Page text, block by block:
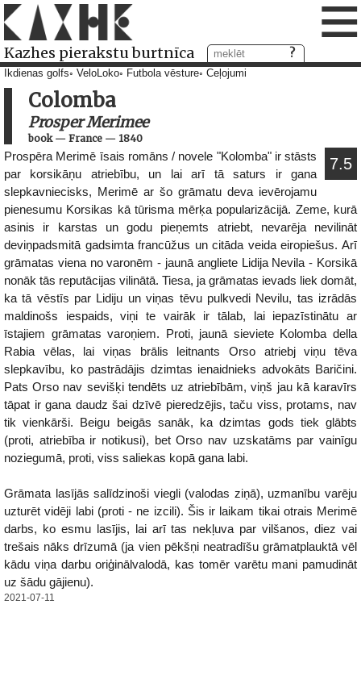
Kazhes pierakstu burtnīca ≡
Ikdienas golfs VeloLoko Futbola vēsture Ceļojumi
Colomba
Prosper Merimee
book— France — 1840
7.5
Prospēra Merimē īsais romāns / novele "Kolomba" ir stāsts
par korsikāņu atriebību, un lai arī tā saturs ir gana
slepkavniecisks, Merimē ar šo grāmatu deva ievērojamu
pienesumu Korsikas kā tūrisma mērķa popularizācijā. Zeme, kurā
asinis ir karstas un godu pieņemts atriebt, nevarēja nevilināt
deviņpadsmitā gadsimta francūžus un citāda veida eiropiešus. Arī
grāmatas viena no varonēm - jaunā angliete Lidija Nevila - Korsikā
nonāk tās reputācijas vilinātā. Tiesa, ja grāmatas ievads liek domāt,
ka tā vēstīs par Lidiju un viņas tēvu pulkvedi Nevilu, tas izrādās
maldinošs iespaids, viņi te vairāk ir tālab, lai iepazīstinātu ar
īstajiem grāmatas varoņiem. Proti, jaunā sieviete Kolomba della
Rabia vēlas, lai viņas brālis leitnants Orso atriebj viņu tēva
slepkavību, ko pastrādājis dzimtas ienaidnieks advokāts Baričini.
Pats Orso nav sevišķi tendēts uz atriebībām, viņš jau kā karavīrs
tāpat ir gana daudz šai dzīvē pieredzējis, taču viss, protams, nav
tik vienkārši. Beigu beigās sanāk, ka dzimtas gods tiek glābts
(proti, atriebība ir notikusi), bet Orso nav uzskatāms par vainīgu
noziegumā, proti, viss saliekas kopā gana labi.
Grāmata lasījās salīdzinoši viegli (valodas ziņā), uzmanību varēju
uzturēt vidēji labi (proti - ne izcili). Šis ir laikam tikai otrais Merimē
darbs, ko esmu lasījis, lai arī tas nekļuva par vilšanos, diez vai
trešais nāks drīzumā (ja vien pēkšņi neatradīšu grāmatplauktā vēl
kādu viņa darbu oriģinālvalodā, kas tomēr varētu mani pamudināt
uz šādu gājienu).
2021-07-11